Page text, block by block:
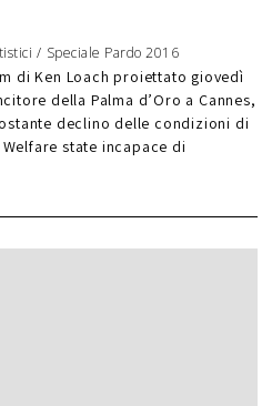
/ Speciale Pardo 2016
di Ken Loach proiettato giovedì
della Palma d’Oro a Cannes,
declino delle condizioni di
state incapace di